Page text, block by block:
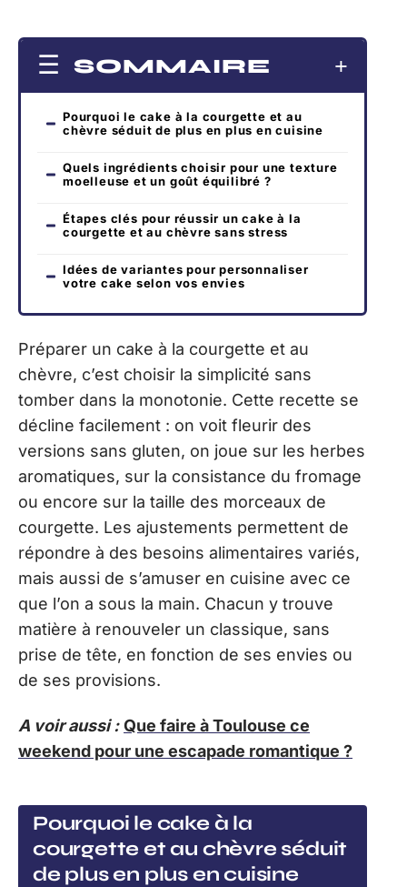
SOMMAIRE
Pourquoi le cake à la courgette et au
chèvre séduit de plus en plus en cuisine
Quels ingrédients choisir pour une texture
moelleuse et un goût équilibré ?
Étapes clés pour réussir un cake à la
courgette et au chèvre sans stress
Idées de variantes pour personnaliser
votre cake selon vos envies
Préparer un cake à la courgette et au
chèvre, c’est choisir la simplicité sans
tomber dans la monotonie. Cette recette se
décline facilement : on voit fleurir des
versions sans gluten, on joue sur les herbes
aromatiques, sur la consistance du fromage
ou encore sur la taille des morceaux de
courgette. Les ajustements permettent de
répondre à des besoins alimentaires variés,
mais aussi de s’amuser en cuisine avec ce
que l’on a sous la main. Chacun y trouve
matière à renouveler un classique, sans
prise de tête, en fonction de ses envies ou
de ses provisions.
A voir aussi : Que faire à Toulouse ce
weekend pour une escapade romantique ?
Pourquoi le cake à la
courgette et au chèvre séduit
de plus en plus en cuisine